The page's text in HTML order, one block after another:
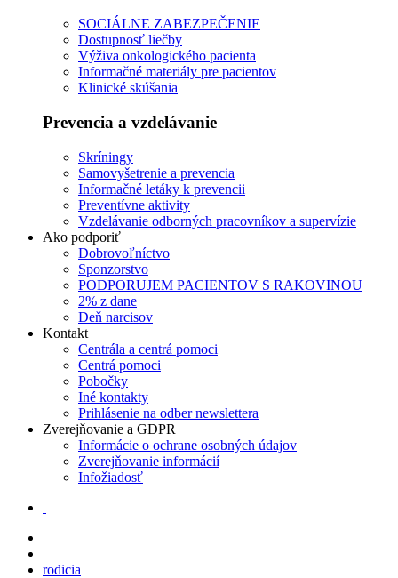
SOCIÁLNE ZABEZPEČENIE
Dostupnosť liečby
Výživa onkologického pacienta
Informačné materiály pre pacientov
Klinické skúšania
Prevencia a vzdelávanie
Skríningy
Samovyšetrenie a prevencia
Informačné letáky k prevencii
Preventívne aktivity
Vzdelávanie odborných pracovníkov a supervízie
Ako podporiť
Dobrovoľníctvo
Sponzorstvo
PODPORUJEM PACIENTOV S RAKOVINOU
2% z dane
Deň narcisov
Kontakt
Centrála a centrá pomoci
Centrá pomoci
Pobočky
Iné kontakty
Prihlásenie na odber newslettera
Zverejňovanie a GDPR
Informácie o ochrane osobných údajov
Zverejňovanie informácií
Infožiadosť
rodicia